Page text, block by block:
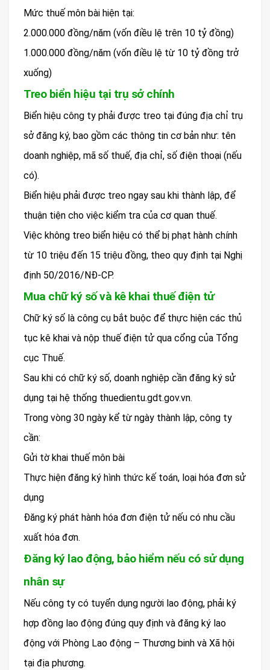
Mức thuế môn bài hiện tại:
2.000.000 đồng/năm (vốn điều lệ trên 10 tỷ đồng)
1.000.000 đồng/năm (vốn điều lệ từ 10 tỷ đồng trở
xuống)
Treo biển hiệu tại trụ sở chính
Biển hiệu công ty phải được treo tại đúng địa chỉ trụ
sở đăng ký, bao gồm các thông tin cơ bản như: tên
doanh nghiệp, mã số thuế, địa chỉ, số điện thoại (nếu
có).
Biển hiệu phải được treo ngay sau khi thành lập, để
thuận tiện cho việc kiểm tra của cơ quan thuế.
Việc không treo biển hiệu có thể bị phạt hành chính
từ 10 triệu đến 15 triệu đồng, theo quy định tại Nghị
định 50/2016/NĐ-CP.
Mua chữ ký số và kê khai thuế điện tử
Chữ ký số là công cụ bắt buộc để thực hiện các thủ
tục kê khai và nộp thuế điện tử qua cổng của Tổng
cục Thuế.
Sau khi có chữ ký số, doanh nghiệp cần đăng ký sử
dụng tại hệ thống thuedientu.gdt.gov.vn.
Trong vòng 30 ngày kể từ ngày thành lập, công ty
cần:
Gửi tờ khai thuế môn bài
Thực hiện đăng ký hình thức kế toán, loại hóa đơn sử
dụng
Đăng ký phát hành hóa đơn điện tử nếu có nhu cầu
xuất hóa đơn.
Đăng ký lao động, bảo hiểm nếu có sử dụng
nhân sự
Nếu công ty có tuyển dụng người lao động, phải ký
hợp đồng lao động đúng quy định và đăng ký lao
động với Phòng Lao động – Thương binh và Xã hội
tại địa phương.